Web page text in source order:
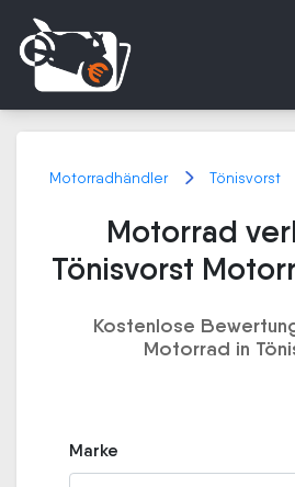
Motorradhändler Tönisvorst
Motorrad
Tönisvorst
Kostenlose
Motorrad in
Marke